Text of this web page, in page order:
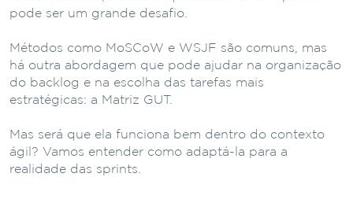
pode ser um grande desafio.
Métodos como MoSCoW e WSJF são comuns, mas
há outra abordagem que pode ajudar na organização
do backlog e na escolha das tarefas mais
estratégicas: a Matriz GUT.
Mas será que ela funciona bem dentro do contexto
ágil? Vamos entender como adaptá-la para a
realidade das sprints.